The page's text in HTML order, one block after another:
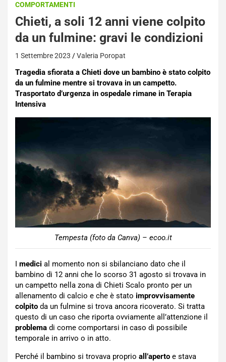
COMPORTAMENTI
Chieti, a soli 12 anni viene colpito
da un fulmine: gravi le condizioni
1 Settembre 2023 Valeria Poropat
Tragedia sfiorata a Chieti dove un bambino è stato colpito
da un fulmine mentre si trovava in un campetto.
Trasportato d’urgenza in ospedale rimane in Terapia
Intensiva
Tempesta (foto da Canva) – ecoo.it
I medici al momento non si sbilanciano dato che il
bambino di 12 anni che lo scorso 31 agosto si trovava in
un campetto nella zona di Chieti Scalo pronto per un
allenamento di calcio e che è stato improvvisamente
colpito da un fulmine si trova ancora ricoverato. Si tratta
questo di un caso che riporta ovviamente all’attenzione il
problema di come comportarsi in caso di possibile
temporale in arrivo o in atto.
Perché il bambino si trovava proprio all’aperto e stava